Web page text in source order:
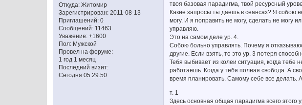
Откуда: Житомир
Зарегистрирован: 2011-08-13
Приглашений: 0
Сообщений: 11463
Уважение: +1600
Пол: Мужской
Провел на форуме:
1 год 1 месяц
Последний визит:
Сегодня 05:29:50
твоя базовая парадигма, твой ресурсный
Какие запросы ты даешь в сеансах? Я собою
могу. И я поправить не могу, сделать не могу
управляю.
Это на самом деле ур. 4.
Собою больно управлять. Почему я
другие. Если взять, то это ур. 3 потеря
Тебя выбивает из колеи ситуация, когда тебе
работаешь. Когда у тебя полная свобода. А
время планировать. Самому себе все делать.
т. 1
Здесь основная общая парадигма всего